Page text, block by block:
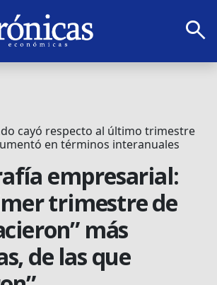
search
cayó respecto al último trimestre
en términos interanuales
empresarial:
trimestre de
más
de las que